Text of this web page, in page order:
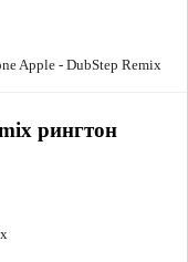
Apple - DubStep Remix
рингтон